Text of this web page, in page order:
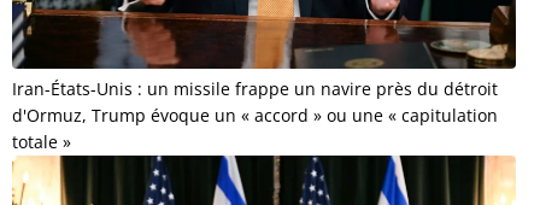
Iran-États-Unis : un missile frappe un navire près du détroit
d'Ormuz, Trump évoque un « accord » ou une « capitulation
totale »